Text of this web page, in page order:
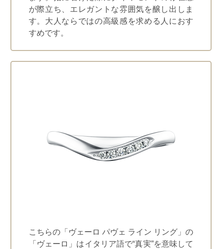
が際立ち、エレガントな雰囲気を醸し出しま
す。大人ならではの高級感を求める人におす
すめです。
こちらの「ヴェーロ パヴェ ライン リング」の
「ヴェーロ」はイタリア語で“真実”を意味して